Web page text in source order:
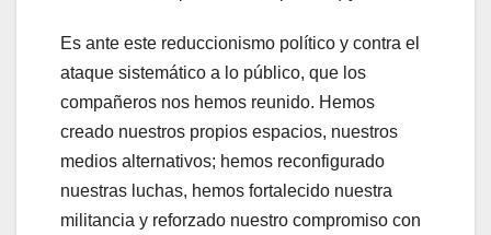
Es ante este reduccionismo político y contra el
ataque sistemático a lo público, que los
compañeros nos hemos reunido. Hemos
creado nuestros propios espacios, nuestros
medios alternativos; hemos reconfigurado
nuestras luchas, hemos fortalecido nuestra
militancia y reforzado nuestro compromiso con